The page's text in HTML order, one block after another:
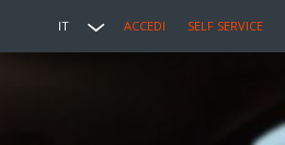
IT ACCEDI SELF SERVICE